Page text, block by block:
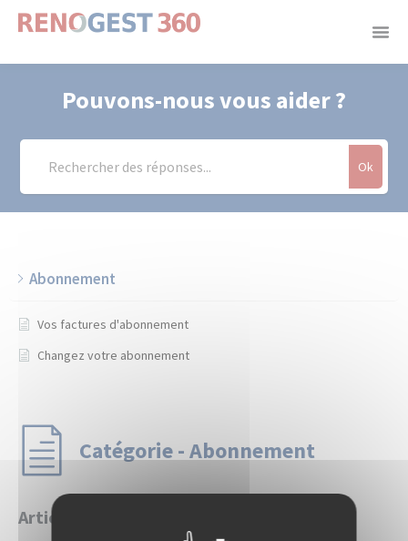
Pouvons-nous vous aider ?
Ok
Abonnement
Vos factures d'abonnement
Changez votre abonnement
Catégorie - Abonnement
Articles
Panneau de gestion des cookies